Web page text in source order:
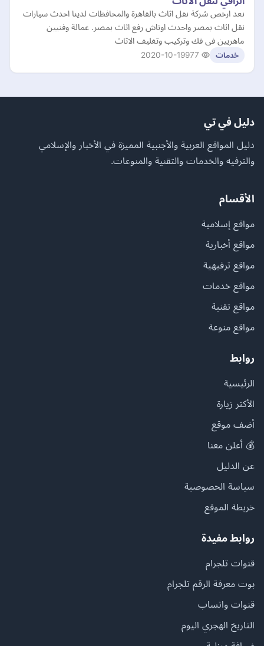
نعد ارخص شركة نقل اثاث بالقاهرة والمحافظات لدينا احدث سيارات
نقل اثاث بمصر واحدث اوناش رفع اثاث بمصر. عمالة وفنيين
ماهريين فى فك وتركيب وتغليف الاثاث
خدمات 2020-10-19
دليل في تي
دليل المواقع العربية والأجنبية المميزة في الأخبار والإسلامي
والترفيه والخدمات والتقنية والمنوعات.
الأقسام
مواقع إسلامية
مواقع أخبارية
مواقع ترفيهية
مواقع خدمات
مواقع تقنية
مواقع منوعة
روابط
الرئيسية
الأكثر زيارة
أضف موقع
💰 أعلن معنا
عن الدليل
سياسة الخصوصية
خريطة الموقع
روابط مفيدة
قنوات تلجرام
بوت معرفة الرقم تلجرام
قنوات واتساب
التاريخ الهجري اليوم